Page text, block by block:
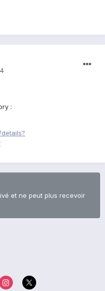
:
et ne peut plus recevoir